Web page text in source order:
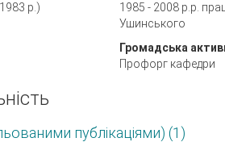
р.)
1985 - 2008 р.р.
Ушинського
Громадська
Профорг кафедри
публікаціями) (1)